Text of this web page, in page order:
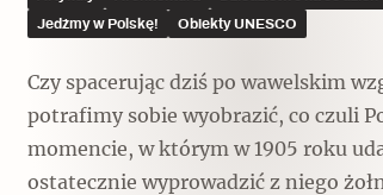
Czytaj dalej
Jedźmy w Polskę!
Obiekty UNESCO
Czy spacerując dziś po wawelskim
potrafimy sobie wyobrazić, co czuli
momencie, w którym w 1905 roku
ostatecznie wyprowadzić z niego